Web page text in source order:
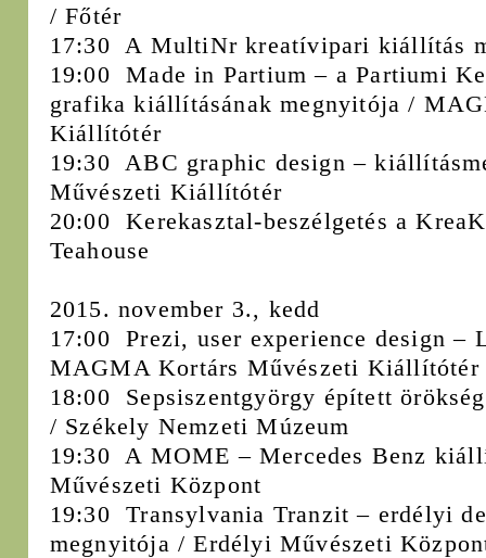
/ Főtér
17:30 A MultiNr kreatívipari kiállítás
19:00 Made in Partium – a Partiumi
grafika kiállításának megnyitója /
Kiállítótér
19:30 ABC graphic design –
Művészeti Kiállítótér
20:00 Kerekasztal-beszélgetés a
Teahouse
2015. november 3., kedd
17:00 Prezi, user experience design –
MAGMA Kortárs Művészeti Kiállítótér
18:00 Sepsiszentgyörgy épített
/ Székely Nemzeti Múzeum
19:30 A MOME – Mercedes Benz
Művészeti Központ
19:30 Transylvania Tranzit – erdélyi
megnyitója / Erdélyi Művészeti